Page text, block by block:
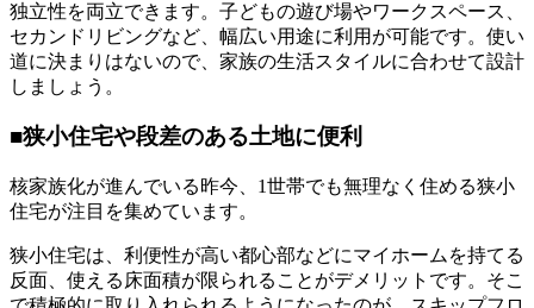
独立性を両立できます。子どもの遊び場やワークスペース、
セカンドリビングなど、幅広い用途に利用が可能です。使い
道に決まりはないので、家族の生活スタイルに合わせて設計
しましょう。
■狭小住宅や段差のある土地に便利
核家族化が進んでいる昨今、1世帯でも無理なく住める狭小
住宅が注目を集めています。
狭小住宅は、利便性が高い都心部などにマイホームを持てる
反面、使える床面積が限られることがデメリットです。そこ